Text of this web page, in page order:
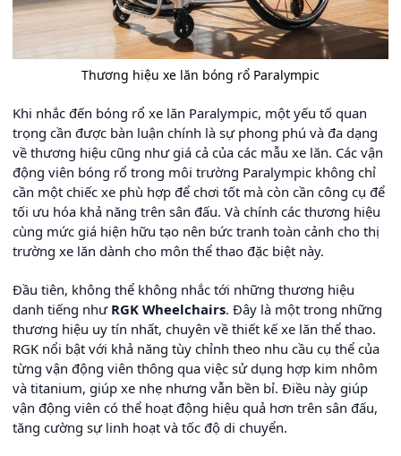
Thương hiệu xe lăn bóng rổ Paralympic
Khi nhắc đến bóng rổ xe lăn Paralympic, một yếu tố quan
trọng cần được bàn luận chính là sự phong phú và đa dạng
về thương hiệu cũng như giá cả của các mẫu xe lăn. Các vận
động viên bóng rổ trong môi trường Paralympic không chỉ
cần một chiếc xe phù hợp để chơi tốt mà còn cần công cụ để
tối ưu hóa khả năng trên sân đấu. Và chính các thương hiệu
cùng mức giá hiện hữu tạo nên bức tranh toàn cảnh cho thị
trường xe lăn dành cho môn thể thao đặc biệt này.
Đầu tiên, không thể không nhắc tới những thương hiệu
danh tiếng như RGK Wheelchairs. Đây là một trong những
thương hiệu uy tín nhất, chuyên về thiết kế xe lăn thể thao.
RGK nổi bật với khả năng tùy chỉnh theo nhu cầu cụ thể của
từng vận động viên thông qua việc sử dụng hợp kim nhôm
và titanium, giúp xe nhẹ nhưng vẫn bền bỉ. Điều này giúp
vận động viên có thể hoạt động hiệu quả hơn trên sân đấu,
tăng cường sự linh hoạt và tốc độ di chuyển.